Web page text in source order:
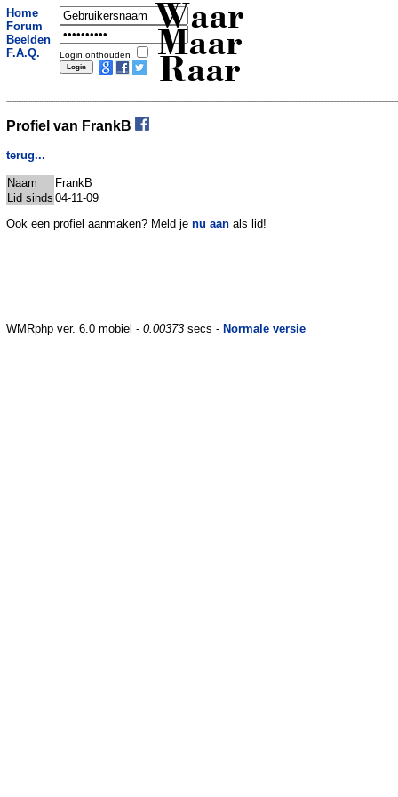
Home
Forum
Beelden
F.A.Q.
Login onthouden
Waar
Maar
Raar
Profiel van FrankB
terug...
Naam
FrankB
Lid sinds 04-11-09
Ook een profiel aanmaken? Meld je nu aan als lid!
WMRphp ver. 6.0 mobiel - 0.00373 secs - Normale versie